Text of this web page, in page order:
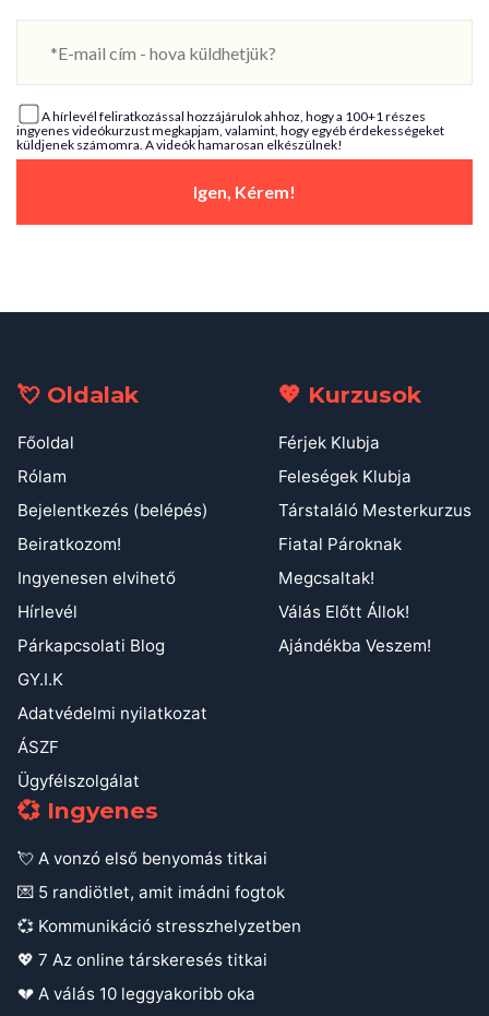
A hírlevél feliratkozással hozzájárulok ahhoz, hogy a 100+1 részes
ingyenes videókurzust megkapjam, valamint, hogy egyéb érdekességeket
küldjenek számomra. A videók hamarosan elkészülnek!
Igen, Kérem!
💘 Oldalak
Főoldal
Rólam
Bejelentkezés (belépés)
Beiratkozom!
Ingyenesen elvihető
Hírlevél
Párkapcsolati Blog
GY.I.K
Adatvédelmi nyilatkozat
ÁSZF
Ügyfélszolgálat
💖 Kurzusok
Férjek Klubja
Feleségek Klubja
Társtaláló Mesterkurzus
Fiatal Pároknak
Megcsaltak!
Válás Előtt Állok!
Ajándékba Veszem!
💞 Ingyenes
💘 A vonzó első benyomás titkai
💌 5 randiötlet, amit imádni fogtok
💞 Kommunikáció stresszhelyzetben
💖 7 Az online társkeresés titkai
💔 A válás 10 leggyakoribb oka